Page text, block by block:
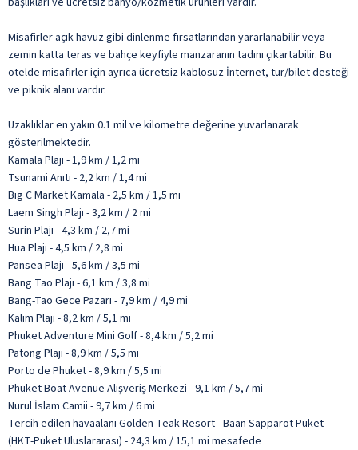
Misafirler açık havuz gibi dinlenme fırsatlarından yararlanabilir veya
zemin katta teras ve bahçe keyfiyle manzaranın tadını çıkartabilir. Bu
otelde misafirler için ayrıca ücretsiz kablosuz İnternet, tur/bilet desteği
ve piknik alanı vardır.
Uzaklıklar en yakın 0.1 mil ve kilometre değerine yuvarlanarak
gösterilmektedir.
Kamala Plajı - 1,9 km / 1,2 mi
Tsunami Anıtı - 2,2 km / 1,4 mi
Big C Market Kamala - 2,5 km / 1,5 mi
Laem Singh Plajı - 3,2 km / 2 mi
Surin Plajı - 4,3 km / 2,7 mi
Hua Plajı - 4,5 km / 2,8 mi
Pansea Plajı - 5,6 km / 3,5 mi
Bang Tao Plajı - 6,1 km / 3,8 mi
Bang-Tao Gece Pazarı - 7,9 km / 4,9 mi
Kalim Plajı - 8,2 km / 5,1 mi
Phuket Adventure Mini Golf - 8,4 km / 5,2 mi
Patong Plajı - 8,9 km / 5,5 mi
Porto de Phuket - 8,9 km / 5,5 mi
Phuket Boat Avenue Alışveriş Merkezi - 9,1 km / 5,7 mi
Nurul İslam Camii - 9,7 km / 6 mi
Tercih edilen havaalanı Golden Teak Resort - Baan Sapparot Puket
(HKT-Puket Uluslararası) - 24,3 km / 15,1 mi mesafede